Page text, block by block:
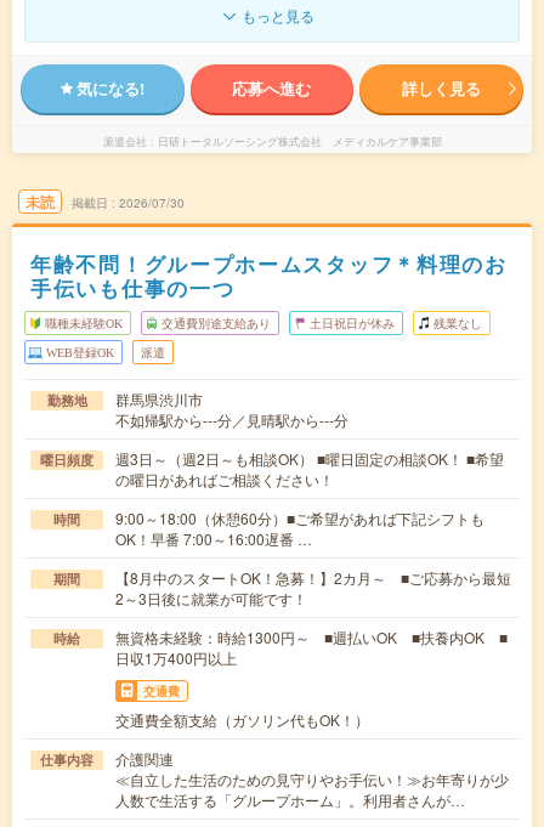
もっと見る
気になる! 応募へ進む 詳しく見る
派遣会社 日研トータルソーシング株式会社 メディカルケア事業部
未読 掲載日 2026/07/30
年齢不問！グループホームスタッフ＊料理のお
手伝いも仕事の一つ
職種未経験OK 交通費別途支給あり 土日祝日が休み 残業なし
WEB登録OK 派遣
勤務地
群馬県渋川市
不如帰駅から---分／見晴駅から---分
曜日頻度
週3日～（週2日～も相談OK） ■曜日固定の相談OK！ ■希望
の曜日があればご相談ください！
時間
9:00～18:00（休憩60分）■ご希望があれば下記シフトも
OK！早番 7:00～16:00遅番 …
期間
【8月中のスタートOK！急募！】2カ月～ ■ご応募から最短
2～3日後に就業が可能です！
時給
無資格未経験：時給1300円～ ■週払いOK ■扶養内OK ■
日収1万400円以上
交通費
交通費全額支給（ガソリン代もOK！）
仕事内容
介護関連
≪自立した生活のための見守りやお手伝い！≫お年寄りが少
人数で生活する「グループホーム」。利用者さんが…